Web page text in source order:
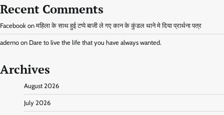
Recent Comments
Facebook onमहिला के साथ हुई टप्पे बाजी ले गए कान के कुंडल थाने मे दिया प्रार्थना पत्र
ademo on Dare to live the life that you have always wanted.
Archives
August 2026
July 2026